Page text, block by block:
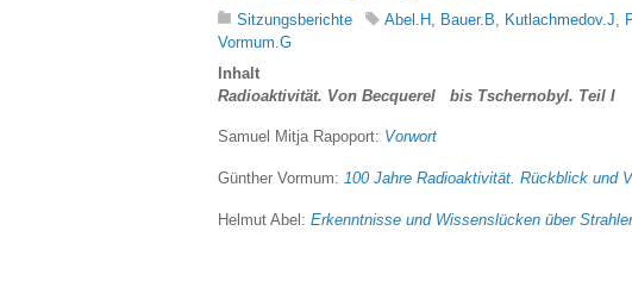
Sitzungsberichte Abel.H Bauer.B Kutlachmedov.J
Vormum.G
Inhalt
Radioaktivität. Von Becquerel bis Tschernobyl. Teil I
Samuel Mitja Rapoport: Vorwort
Günther Vormum: 100 Jahre Radioaktivität. Rückblick und
Helmut Abel: Erkenntnisse und Wissenslücken über